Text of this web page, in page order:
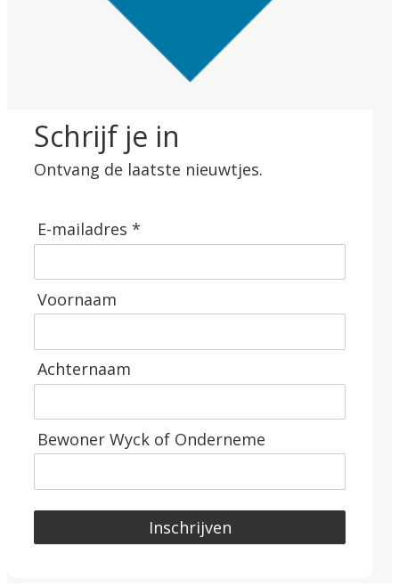
Schrijf je in
Ontvang de laatste nieuwtjes.
E-mailadres *
Voornaam
Achternaam
Bewoner Wyck of Onderneme
Inschrijven